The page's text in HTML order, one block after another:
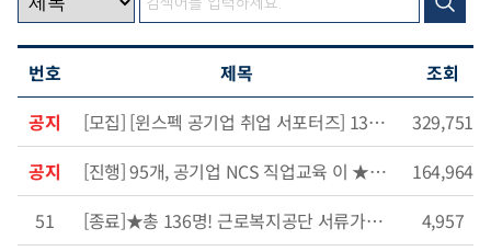
번호 제목
조회
공지
[모집] [윈스펙 공기업 취업 서포터즈] 130기 서포터즈 모집
329,751
공지
[진행] 95개, 공기업 NCS 직업교육 이 ★반값★ 이벤트
164,964
51
[종료]★총 136명! 근로복지공단 서류가점 받는 <직업교육 50% 할인 이벤트> 오픈!
4,957